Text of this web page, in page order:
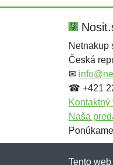
Netnakup
Česká
✉
☎ +421
Kontaktný
Naša
Tento